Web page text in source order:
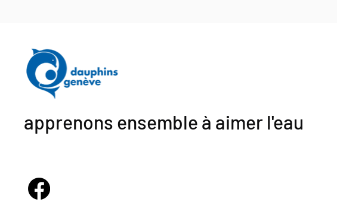
apprenons ensemble à aimer l'eau